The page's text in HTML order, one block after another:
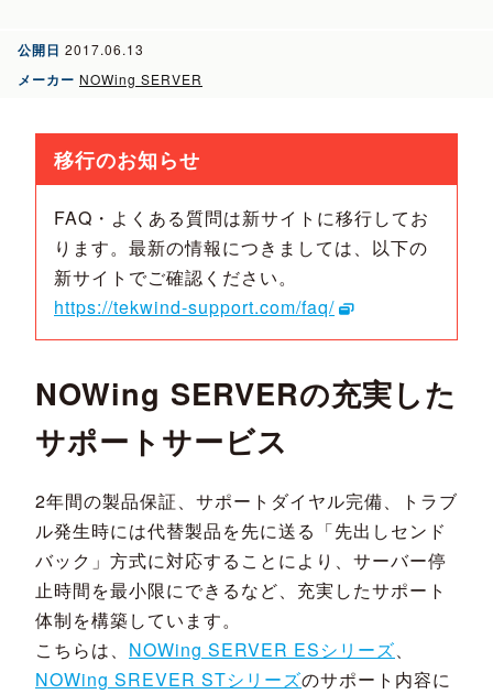
公開日 2017.06.13
メーカー NOWing SERVER
移行のお知らせ
FAQ・よくある質問は新サイトに移行してお
ります。最新の情報につきましては、以下の
新サイトでご確認ください。
https://tekwind-support.com/faq/
NOWing SERVERの充実した
サポートサービス
2年間の製品保証、サポートダイヤル完備、トラブ
ル発生時には代替製品を先に送る「先出しセンド
バック」方式に対応することにより、サーバー停
止時間を最小限にできるなど、充実したサポート
体制を構築しています。
こちらは、 NOWing SERVER ESシリーズ、
NOWing SREVER STシリーズのサポート内容に